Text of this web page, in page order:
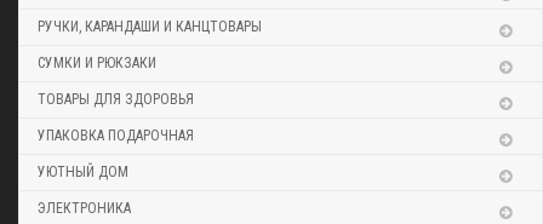
РУЧКИ, КАРАНДАШИ И КАНЦТОВАРЫ
СУМКИ И РЮКЗАКИ
ТОВАРЫ ДЛЯ ЗДОРОВЬЯ
УПАКОВКА ПОДАРОЧНАЯ
УЮТНЫЙ ДОМ
ЭЛЕКТРОНИКА